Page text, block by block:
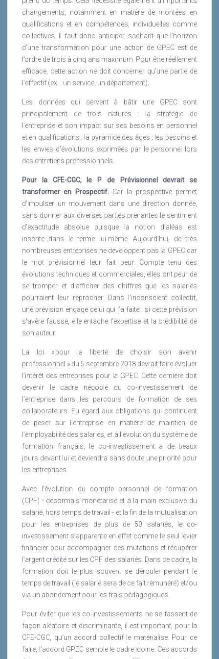
d’envisager les compétences entrepreneuriales
comme un socle fondateur d’une nouvelle
employabilité.
Lire la suite
changements, notamment en matière de montées en
qualifications et en compétences, individuelles comme
collectives. Il faut donc anticiper, sachant que l’horizon
d’une transformation pour une action de GPEC est de
l’ordre de trois à cinq ans maximum. Pour être réellement
efficace, cette action ne doit concerner qu’une partie de
l’effectif (ex. : un service, un département).
Les données qui servent à bâtir une GPEC sont
principalement de trois natures : la stratégie de
l’entreprise et son impact sur ses besoins en personnel
et en qualifications ; la pyramide des âges ; les besoins et
les envies d’évolutions exprimées par le personnel lors
des entretiens professionnels.
Pour la CFE-CGC, le P de Prévisionnel devrait se
transformer en Prospectif.Car la prospective permet
d’impulser un mouvement dans une direction donnée,
sans donner aux diverses parties prenantes le sentiment
d’exactitude absolue puisque la notion d’aléas est
inscrite dans le terme lui-même. Aujour­d’hui, de très
nombreuses entreprises ne développent pas la GPEC car
le mot prévisionnel leur fait peur. Compte tenu des
évolutions techniques et commerciales, elles ont peur de
se tromper et d’afficher des chiffres que les salariés
pourraient leur reprocher. Dans l’inconscient collectif,
une prévision engage celui qui l’a faite : si cette prévision
s’avère fausse, elle entache l’expertise et la crédibilité de
son auteur.
La loi « pour la liberté de choisir son avenir
professionnel » du 5 septembre 2018 devrait faire évoluer
l’intérêt des entreprises pour la GPEC. Cette dernière doit
devenir le cadre négocié du co-investissement de
l’entreprise dans les parcours de formation de ses
collaborateurs. Eu égard aux obligations qui continuent
de peser sur l’entreprise en matière de maintien de
l’employabilité des salariés, et à l’évolution du système de
formation français, le co-investissement a de beaux
jours devant lui et deviendra sans doute une priorité pour
les entreprises.
Avec l’évolution du compte personnel de formation
(CPF) - désormais monétarisé et à la main exclusive du
salarié, hors temps de travail - et la fin de la mutualisation
pour les entreprises de plus de 50 salariés, le co-
investissement s’apparente en effet comme le seul levier
financier pour accompagner ces mutations et récupérer
l’argent crédité sur les CPF des salariés. Dans ce cadre, la
formation doit le plus souvent se dérouler pendant le
temps de travail (le salarié sera de ce fait rémunéré) et/ou
via un abondement pour les frais pédagogiques.
Pour éviter que les co-investissements ne se fassent de
façon aléatoire et discriminante, il est important, pour la
CFE-CGC, qu’un accord collectif le matérialise. Pour ce
faire, l’accord GPEC semble le cadre idoine. Ces accords